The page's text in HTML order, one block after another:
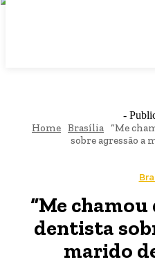
-
Home Brasília “Me
sobre agressão a
“Me chamou
dentista
marido